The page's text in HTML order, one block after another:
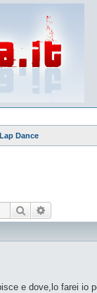
Dance
Cerca
e dove,lo farei io